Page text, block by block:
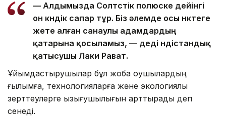
— Алдымызда Солтүстік полюске дейінгі
он күндік сапар тұр. Біз әлемде осы нүктеге
жете алған санаулы адамдардың
қатарына қосыламыз, — деді үндістандық
қатысушы Лаки Рават.
Ұйымдастырушылар бұл жоба оқушылардың
ғылымға, технологияларға және экологиялық
зерттеулерге қызығушылығын арттырады деп
сенеді.